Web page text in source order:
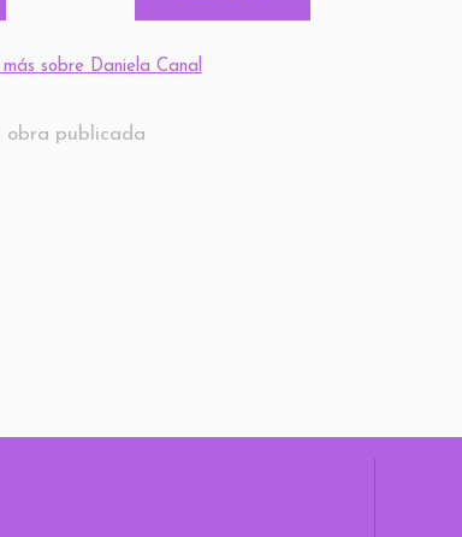
más sobre Daniela Canal
obra publicada